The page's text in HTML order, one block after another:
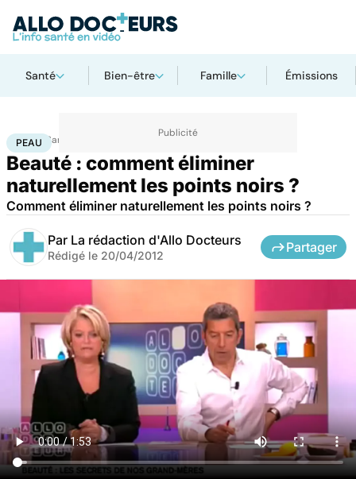
Santé Bien-être Famille Émissions
Accueil Santé
PEAU
Beauté : comment éliminer
naturellement les points noirs ?
Comment éliminer naturellement les points noirs ?
Par La rédaction d'Allo Docteurs
Rédigé le 20/04/2012
Partager